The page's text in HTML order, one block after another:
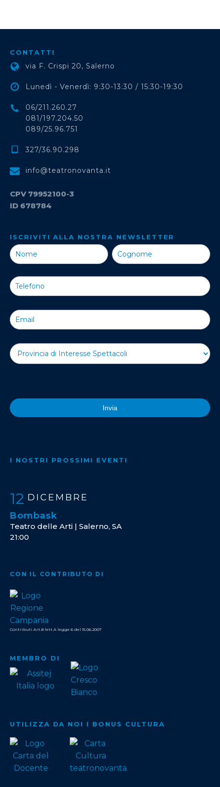
CONTATTI
via F. Crispi 20, Salerno
Lunedì - Venerdì: 9:30-13:30 / 15:30-19:30
06/211.260.27
081/197.204.50
089/25.96.751
327/36.90.298
info@teatronovanta.it
CPV 79952100-3
ID 678784
ISCRIVITI ALLA NOSTRA NEWSLETTER
Iscriviti alla
Invia
I NOSTRI PROSSIMI EVENTI
12 DICEMBRE
Bombask
Teatro delle Arti | Salerno, SA
21:00
CON IL CONTRIBUTO DI
Contributi Art.8 lett.A legge 6 del 15.06.2007
MEMBRO DI
UTILIZZA DA NOI I BONUS CULTURA